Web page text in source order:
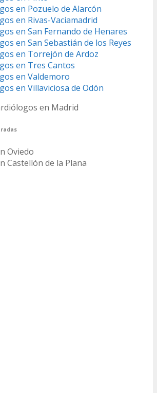
en Pozuelo de Alarcón
en Rivas-Vaciamadrid
en San Fernando de Henares
en San Sebastián de los Reyes
en Torrejón de Ardoz
en Tres Cantos
en Valdemoro
en Villaviciosa de Odón
en Madrid
Oviedo
Castellón de la Plana